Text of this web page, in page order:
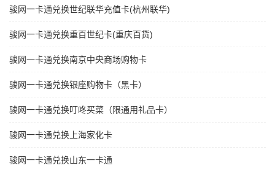
骏网一卡通兑换世纪联华充值卡(杭州联华)
骏网一卡通兑换重百世纪卡(重庆百货)
骏网一卡通兑换南京中央商场购物卡
骏网一卡通兑换银座购物卡（黑卡）
骏网一卡通兑换叮咚买菜（限通用礼品卡）
骏网一卡通兑换上海家化卡
骏网一卡通兑换山东一卡通